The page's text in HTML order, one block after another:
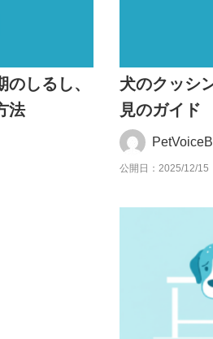
しるし、
法
犬のクッシ
見のガイド
公開日：2025/12/15